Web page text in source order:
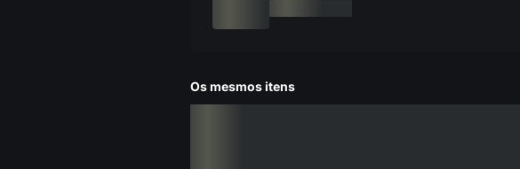
Os mesmos itens